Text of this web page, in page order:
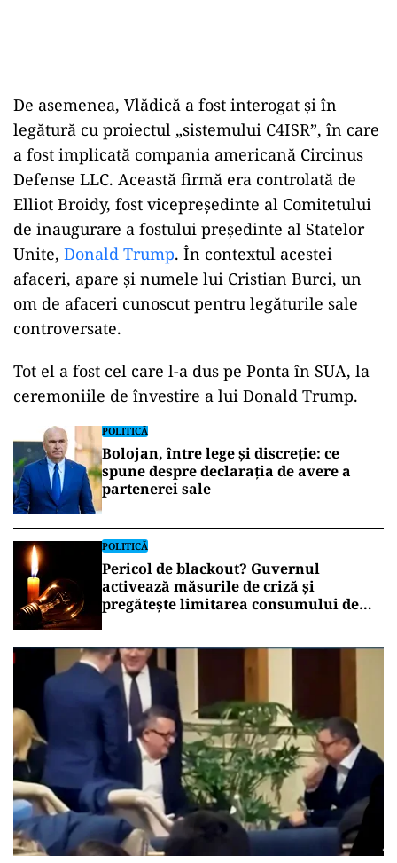
De asemenea, Vlădică a fost interogat și în
legătură cu proiectul „sistemului C4ISR”, în care
a fost implicată compania americană Circinus
Defense LLC. Această firmă era controlată de
Elliot Broidy, fost vicepreședinte al Comitetului
de inaugurare a fostului președinte al Statelor
Unite, Donald Trump. În contextul acestei
afaceri, apare și numele lui Cristian Burci, un
om de afaceri cunoscut pentru legăturile sale
controversate.
Tot el a fost cel care l-a dus pe Ponta în SUA, la
ceremoniile de învestire a lui Donald Trump.
POLITICĂ
Bolojan, între lege și discreție: ce
spune despre declarația de avere a
partenerei sale
POLITICĂ
Pericol de blackout? Guvernul
activează măsurile de criză și
pregătește limitarea consumului de